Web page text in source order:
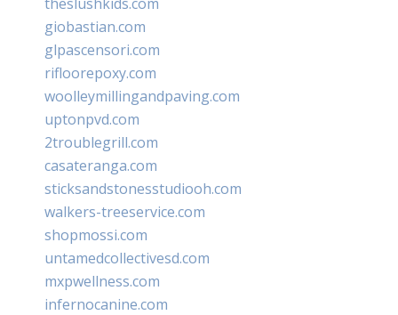
giobastian.com
glpascensori.com
rifloorepoxy.com
woolleymillingandpaving.com
uptonpvd.com
2troublegrill.com
casateranga.com
sticksandstonesstudiooh.com
walkers-treeservice.com
shopmossi.com
untamedcollectivesd.com
mxpwellness.com
infernocanine.com